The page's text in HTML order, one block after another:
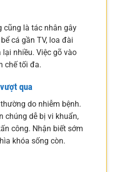
cũng là tác nhân gây
cá gần TV, loa đài
nhiều. Việc gõ vào
chế tối đa.
qua
do nhiễm bệnh.
chúng dễ bị vi khuẩn,
công. Nhận biết sớm
khóa sống còn.